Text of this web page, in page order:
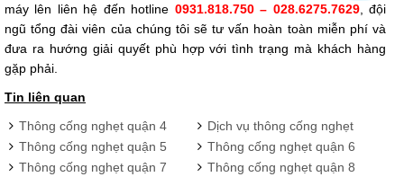
máy lên liên hệ đến hotline 0931.818.750 – 028.6275.7629, đội
ngũ tổng đài viên của chúng tôi sẽ tư vấn hoàn toàn miễn phí và
đưa ra hướng giải quyết phù hợp với tình trạng mà khách hàng
gặp phải.
Tin liên quan
Thông cống nghẹt quận 4
Hưng Thịnh giá tốt, uy tín
Dịch vụ thông cống nghẹt
huyện Hóc Môn - LH:
0931818750
Thông cống nghẹt quận 5
uy tín hàng đầu, giá rẻ
Thông cống nghẹt quận 6
chuyên nghiệp
Thông cống nghẹt quận 7 Thông cống nghẹt quận 8